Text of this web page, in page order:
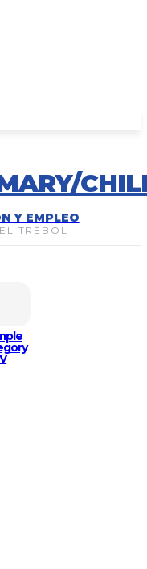
Y EMPLEO
TRÉBOL